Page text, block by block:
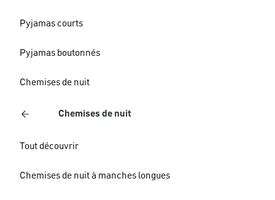
Pyjamas courts
Pyjamas boutonnés
Chemises de nuit
Chemises de nuit
Tout découvrir
Chemises de nuit à manches longues